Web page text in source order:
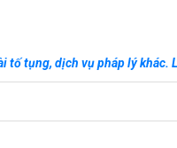
tố tụng, dịch vụ pháp lý